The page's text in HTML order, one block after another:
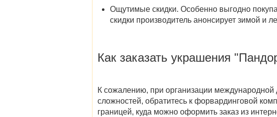
Ощутимые скидки. Особенно выгодно
скидки производитель анонсирует зимой и
Как заказать украшения
К сожалению, при организации международной
сложностей, обратитесь к форвардинговой
границей, куда можно оформить заказ из